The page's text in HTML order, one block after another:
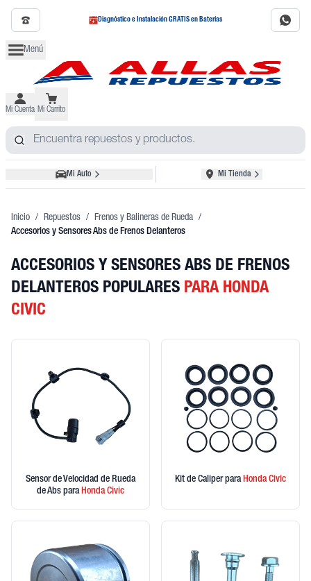
Diagnóstico e Instalación GRATIS en Baterías
Menú
Mi Cuenta Mi Carrito
Mi Auto Mi Tienda
Inicio / Repuestos / Frenos y Balineras de Rueda /
Accesorios y Sensores Abs de Frenos Delanteros
ACCESORIOS Y SENSORES ABS DE FRENOS
DELANTEROS POPULARES PARA HONDA
CIVIC
Sensor de Velocidad de Rueda
de Abs paraHondaCivic
Kit de Caliper paraHondaCivic